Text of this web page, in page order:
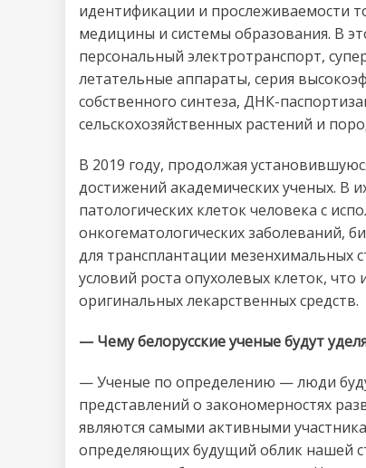
идентификации и прослеживаемости
медицины и системы образования. В
персональный электротранспорт,
летательные аппараты, серия
собственного синтеза, ДНК-
сельскохозяйственных растений и
В 2019 году, продолжая
достижений академических ученых. В
патологических клеток человека с
онкогематологических заболеваний,
для трансплантации мезенхимальных
условий роста опухолевых клеток,
оригинальных лекарственных средств.
— Чему белорусские ученые будут
— Ученые по определению — люди
представлений о закономерностях
являются самыми активными
определяющих будущий облик нашей